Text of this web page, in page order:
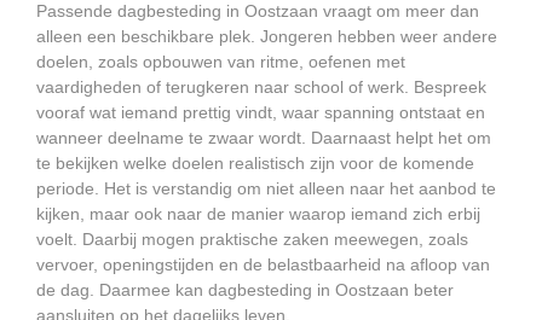
Passende dagbesteding in Oostzaan vraagt om meer dan
alleen een beschikbare plek. Jongeren hebben weer andere
doelen, zoals opbouwen van ritme, oefenen met
vaardigheden of terugkeren naar school of werk. Bespreek
vooraf wat iemand prettig vindt, waar spanning ontstaat en
wanneer deelname te zwaar wordt. Daarnaast helpt het om
te bekijken welke doelen realistisch zijn voor de komende
periode. Het is verstandig om niet alleen naar het aanbod te
kijken, maar ook naar de manier waarop iemand zich erbij
voelt. Daarbij mogen praktische zaken meewegen, zoals
vervoer, openingstijden en de belastbaarheid na afloop van
de dag. Daarmee kan dagbesteding in Oostzaan beter
aansluiten op het dagelijks leven.